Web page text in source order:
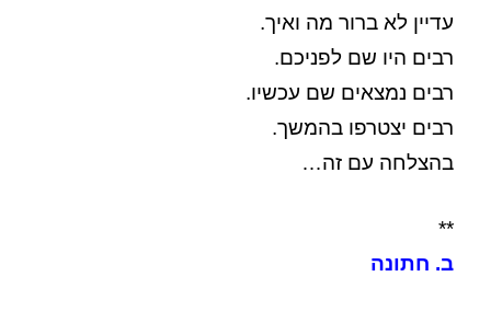
עדיין לא ברור מה ואיך.
רבים היו שם לפניכם.
רבים נמצאים שם עכשיו.
רבים יצטרפו בהמשך.
בהצלחה עם זה…
**
ב. חתונה